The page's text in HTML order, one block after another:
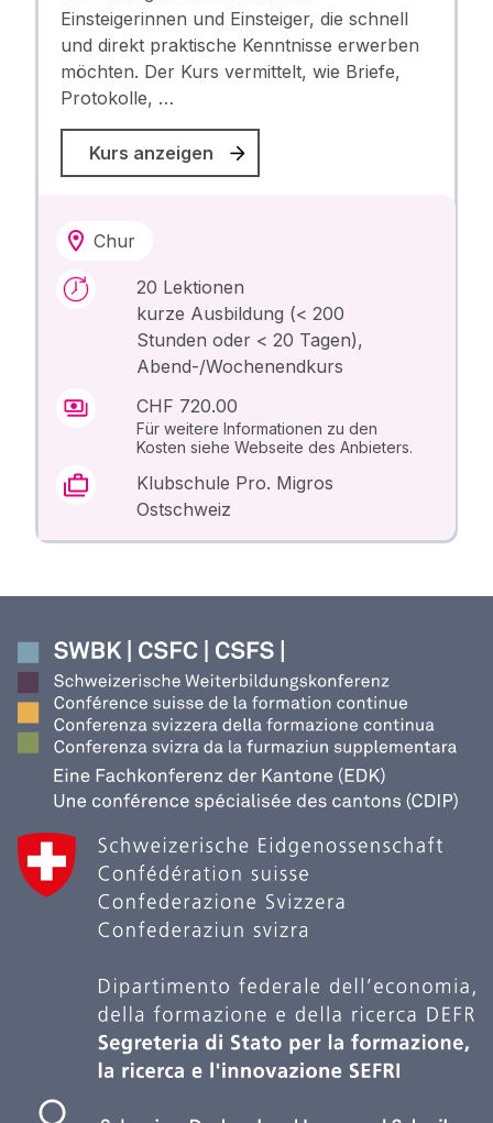
Einsteigerinnen und Einsteiger, die schnell
und direkt praktische Kenntnisse erwerben
möchten. Der Kurs vermittelt, wie Briefe,
Protokolle, …
Kurs anzeigen
Chur
20 Lektionen
kurze Ausbildung (< 200
Stunden oder < 20 Tagen),
Abend-/Wochenendkurs
CHF 720.00
Für weitere Informationen zu den
Kosten siehe Webseite des Anbieters.
Klubschule Pro. Migros
Ostschweiz